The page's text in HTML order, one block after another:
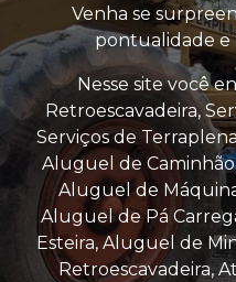
Venha se
pontualidade
Nesse site você
Retroescavadeira,
Serviços de
Aluguel de
Aluguel de
Aluguel de Pá
Esteira, Aluguel de
Retroescavadeira,